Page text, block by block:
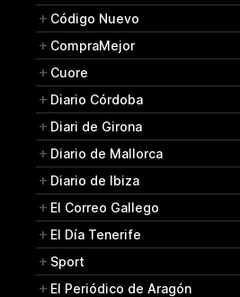
Código Nuevo
CompraMejor
Cuore
Diario Córdoba
Diari de Girona
Diario de Mallorca
Diario de Ibiza
El Correo Gallego
El Día Tenerife
Sport
El Periódico de Aragón